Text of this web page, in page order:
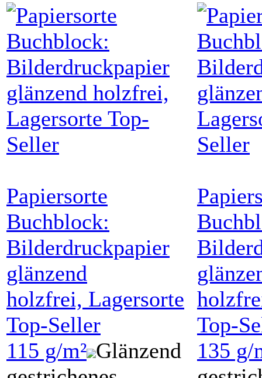
Papiersorte
Buchblock:
Bilderdruckpapier
glänzend
holzfrei, Lagersorte
Top-Seller
115 g/m² Glänzend
Top-
135 g/